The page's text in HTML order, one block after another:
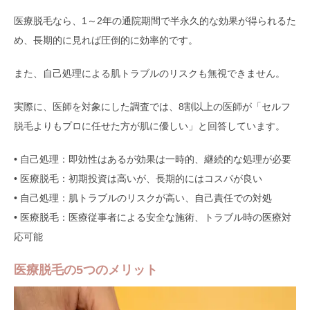
医療脱毛なら、1～2年の通院期間で半永久的な効果が得られるた
め、長期的に見れば圧倒的に効率的です。
また、自己処理による肌トラブルのリスクも無視できません。
実際に、医師を対象にした調査では、8割以上の医師が「セルフ
脱毛よりもプロに任せた方が肌に優しい」と回答しています。
• 自己処理：即効性はあるが効果は一時的、継続的な処理が必要
• 医療脱毛：初期投資は高いが、長期的にはコスパが良い
• 自己処理：肌トラブルのリスクが高い、自己責任での対処
• 医療脱毛：医療従事者による安全な施術、トラブル時の医療対
応可能
医療脱毛の5つのメリット